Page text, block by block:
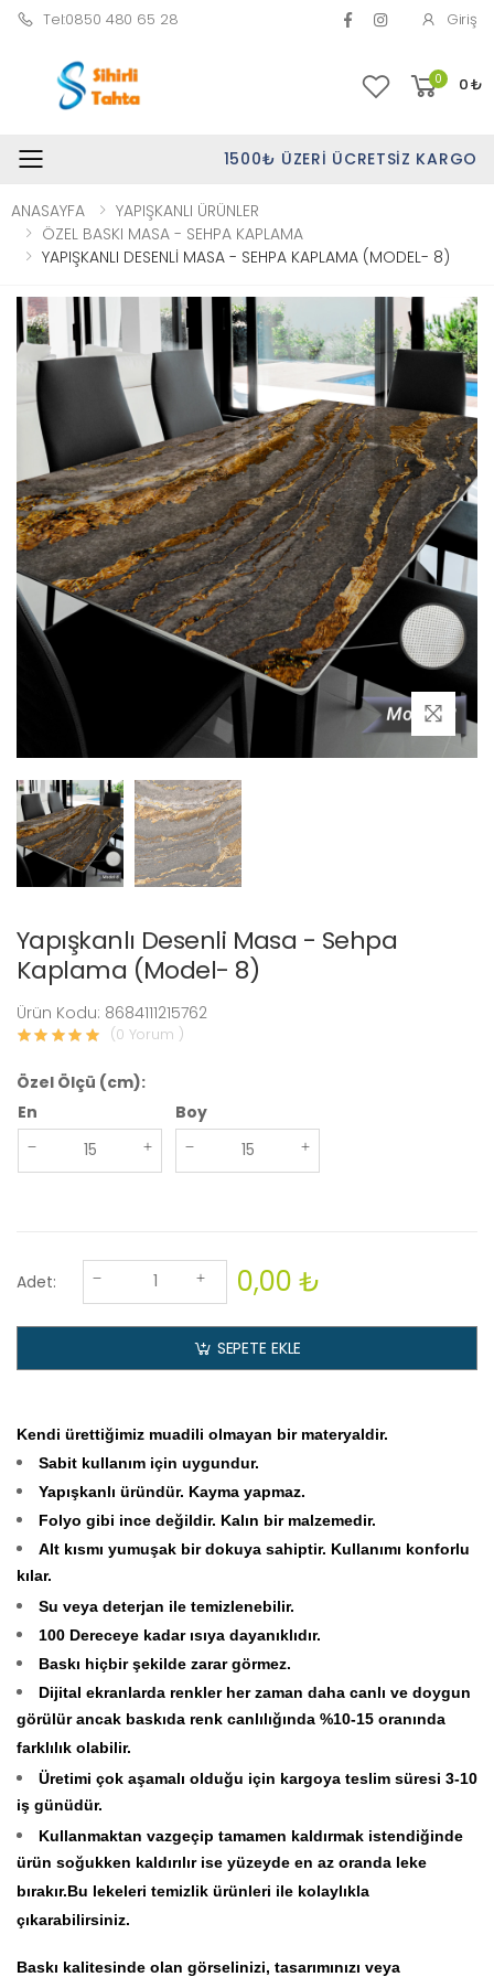
Tel:0850 480 65 28 Giriş
0 0₺
Toggle mobile menu1500₺ ÜZERI ÜCRETSIZ KARGO
ANASAYFA
YAPIŞKANLI ÜRÜNLER
ÖZEL BASKI MASA - SEHPA KAPLAMA
YAPIŞKANLI DESENLİ MASA - SEHPA KAPLAMA (MODEL- 8)
Yapışkanlı Desenli Masa - Sehpa
Kaplama (Model- 8)
Ürün Kodu: 8684111215762
(0 Yorum )
Özel Ölçü (cm):
En
Boy
Adet: 0,00 ₺
SEPETE EKLE
Kendi ürettiğimiz muadili olmayan bir materyaldir.
Sabit kullanım için uygundur.
Yapışkanlı üründür. Kayma yapmaz.
Folyo gibi ince değildir. Kalın bir malzemedir.
Alt kısmı yumuşak bir dokuya sahiptir. Kullanımı konforlu
kılar.
Su veya deterjan ile temizlenebilir.
100 Dereceye kadar ısıya dayanıklıdır.
Baskı hiçbir şekilde zarar görmez.
Dijital ekranlarda renkler her zaman daha canlı ve doygun
görülür ancak baskıda renk canlılığında %10-15 oranında
farklılık olabilir.
Üretimi çok aşamalı olduğu için kargoya teslim süresi 3-10
iş günüdür.
Kullanmaktan vazgeçip tamamen kaldırmak istendiğinde
ürün soğukken kaldırılır ise yüzeyde en az oranda leke
bırakır.Bu lekeleri temizlik ürünleri ile kolaylıkla
çıkarabilirsiniz.
Baskı kalitesinde olan görselinizi, tasarımınızı veya